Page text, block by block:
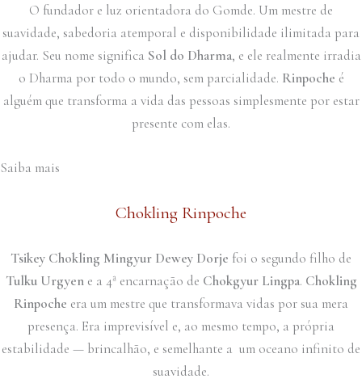
O fundador e luz orientadora do Gomde. Um mestre de
suavidade, sabedoria atemporal e disponibilidade ilimitada para
ajudar. Seu nome significa Sol do Dharma, e ele realmente irradia
o Dharma por todo o mundo, sem parcialidade. Rinpoche é
alguém que transforma a vida das pessoas simplesmente por estar
presente com elas.
Saiba mais
Chokling Rinpoche
Tsikey Chokling Mingyur Dewey Dorje foi o segundo filho de
Tulku Urgyene a 4ª encarnação de Chokgyur Lingpa. Chokling
Rinpoche era um mestre que transformava vidas por sua mera
presença. Era imprevisível e, ao mesmo tempo, a própria
estabilidade — brincalhão, e semelhante a um oceano infinito de
suavidade.